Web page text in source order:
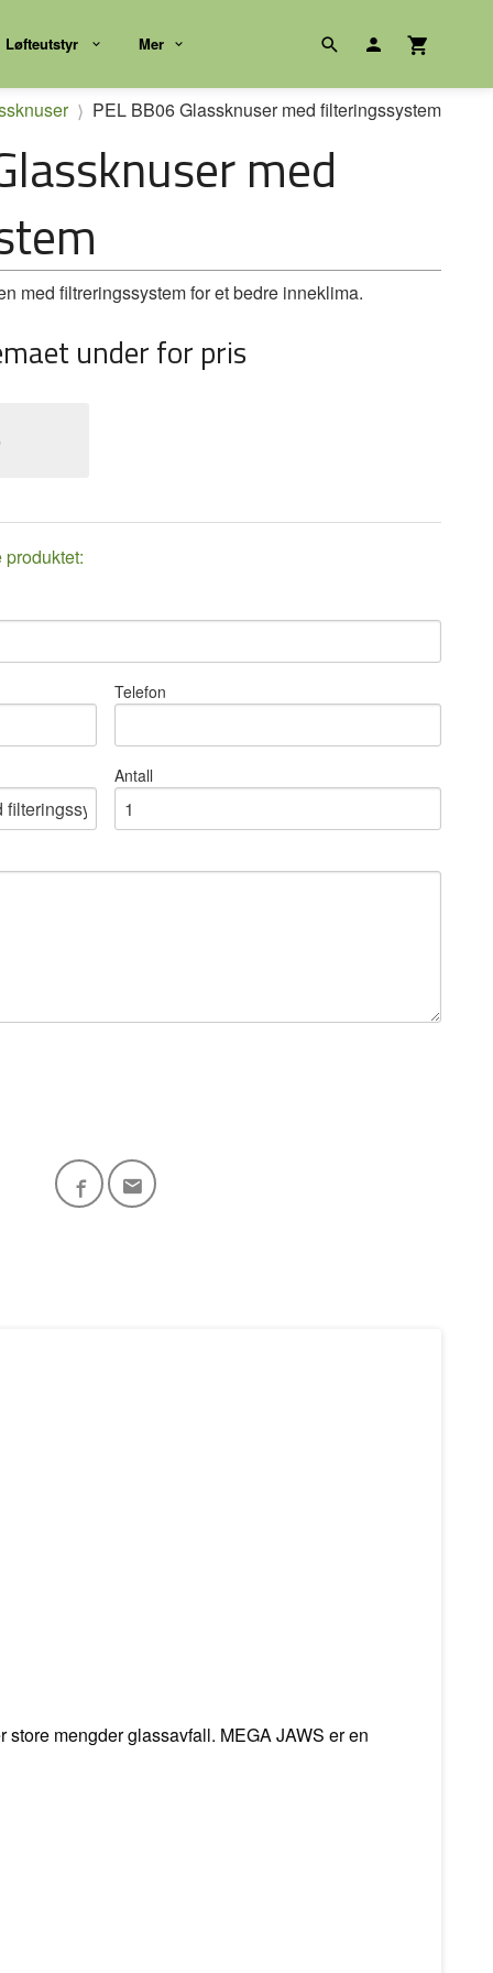
Løfteutstyr Mer
PEL BB06 Glassknuser med filteringssystem
med
med filtreringssystem for et bedre inneklima.
under for pris
Telefon
Antall
mengder glassavfall. MEGA JAWS er en